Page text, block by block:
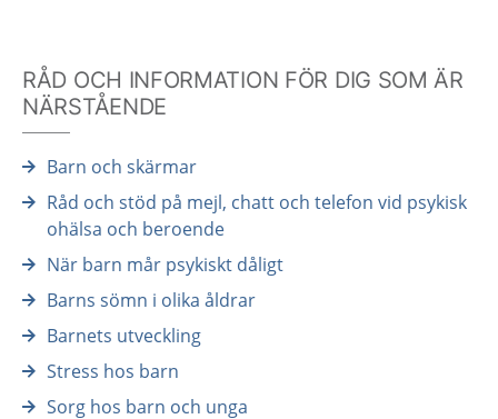
RÅD OCH INFORMATION FÖR DIG SOM ÄR
NÄRSTÅENDE
Barn och skärmar
Råd och stöd på mejl, chatt och telefon vid psykisk
ohälsa och beroende
När barn mår psykiskt dåligt
Barns sömn i olika åldrar
Barnets utveckling
Stress hos barn
Sorg hos barn och unga